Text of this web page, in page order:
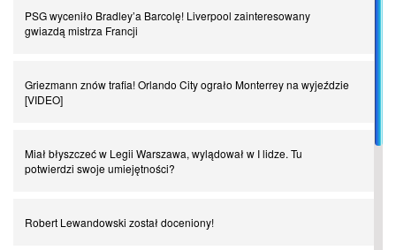
Piłkarz z numerem 47. Phil Foden i inne przypadki
Spadkowicze z Serie A. Komu powiemy ciao?
PSG wyceniło Bradley’a Barcolę! Liverpool zainteresowany
gwiazdą mistrza Francji
Griezmann znów trafia! Orlando City ograło Monterrey na wyjeździe
[VIDEO]
Miał błyszczeć w Legii Warszawa, wylądował w I lidze. Tu
potwierdzi swoje umiejętności?
Robert Lewandowski został doceniony!